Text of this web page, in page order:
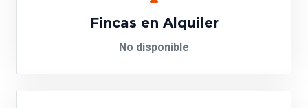
Fincas en Alquiler
No disponible